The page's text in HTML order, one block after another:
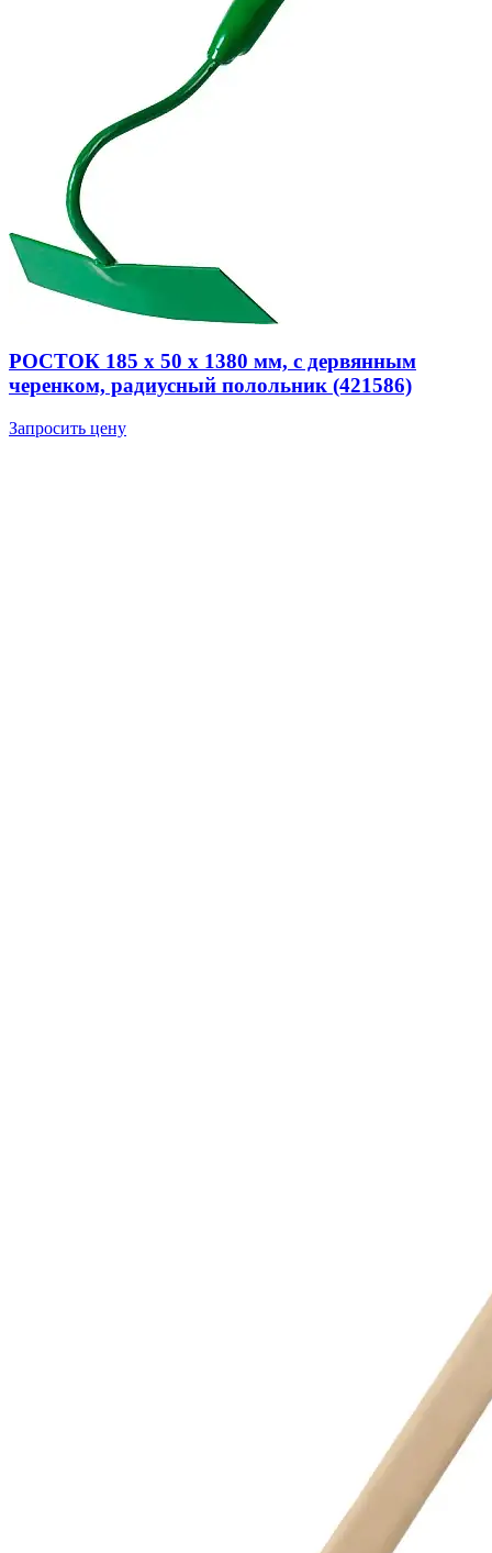
РОСТОК 185 х 50 х 1380 мм, с дервянным
черенком, радиусный полольник (421586)
Запросить цену